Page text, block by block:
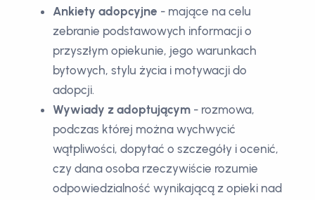
Ankiety adopcyjne - mające na celu
zebranie podstawowych informacji o
przyszłym opiekunie, jego warunkach
bytowych, stylu życia i motywacji do
adopcji.
Wywiady z adoptującym - rozmowa,
podczas której można wychwycić
wątpliwości, dopytać o szczegóły i ocenić,
czy dana osoba rzeczywiście rozumie
odpowiedzialność wynikającą z opieki nad